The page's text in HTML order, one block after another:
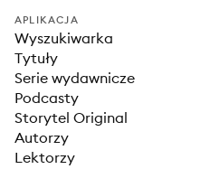
APLIKACJA
Wyszukiwarka
Tytuły
Serie wydawnicze
Podcasty
Storytel Original
Autorzy
Lektorzy